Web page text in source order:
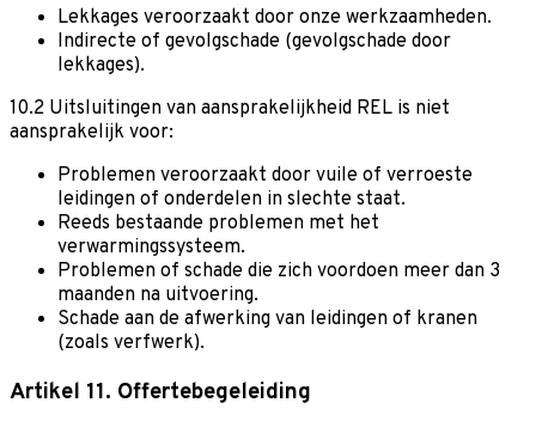
Lekkages veroorzaakt door onze werkzaamheden.
Indirecte of gevolgschade (gevolgschade door
lekkages).
10.2 Uitsluitingen van aansprakelijkheid REL is niet
aansprakelijk voor:
Problemen veroorzaakt door vuile of verroeste
leidingen of onderdelen in slechte staat.
Reeds bestaande problemen met het
verwarmingssysteem.
Problemen of schade die zich voordoen meer dan 3
maanden na uitvoering.
Schade aan de afwerking van leidingen of kranen
(zoals verfwerk).
Artikel 11. Offertebegeleiding